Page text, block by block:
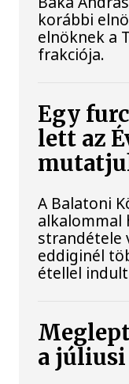
korábbi
elnöknek a
frakciója.
Egy
lett az
A Balatoni
alkalommal
strandétele
eddiginél
étellel
a